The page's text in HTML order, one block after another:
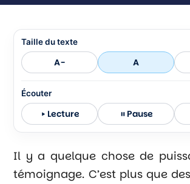
Taille du texte
A- A
Écouter
Lecture Pause
Il y a quelque chose de
témoignage. C’est plus que